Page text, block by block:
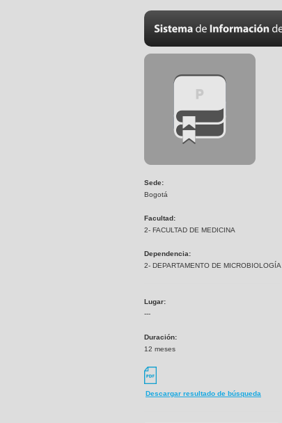
Sede:
Bogotá
Facultad:
2- FACULTAD DE MEDICINA
Dependencia:
2- DEPARTAMENTO DE MICROBIOLOGÍA
Lugar:
---
Duración:
12 meses
Descargar resultado de búsqueda